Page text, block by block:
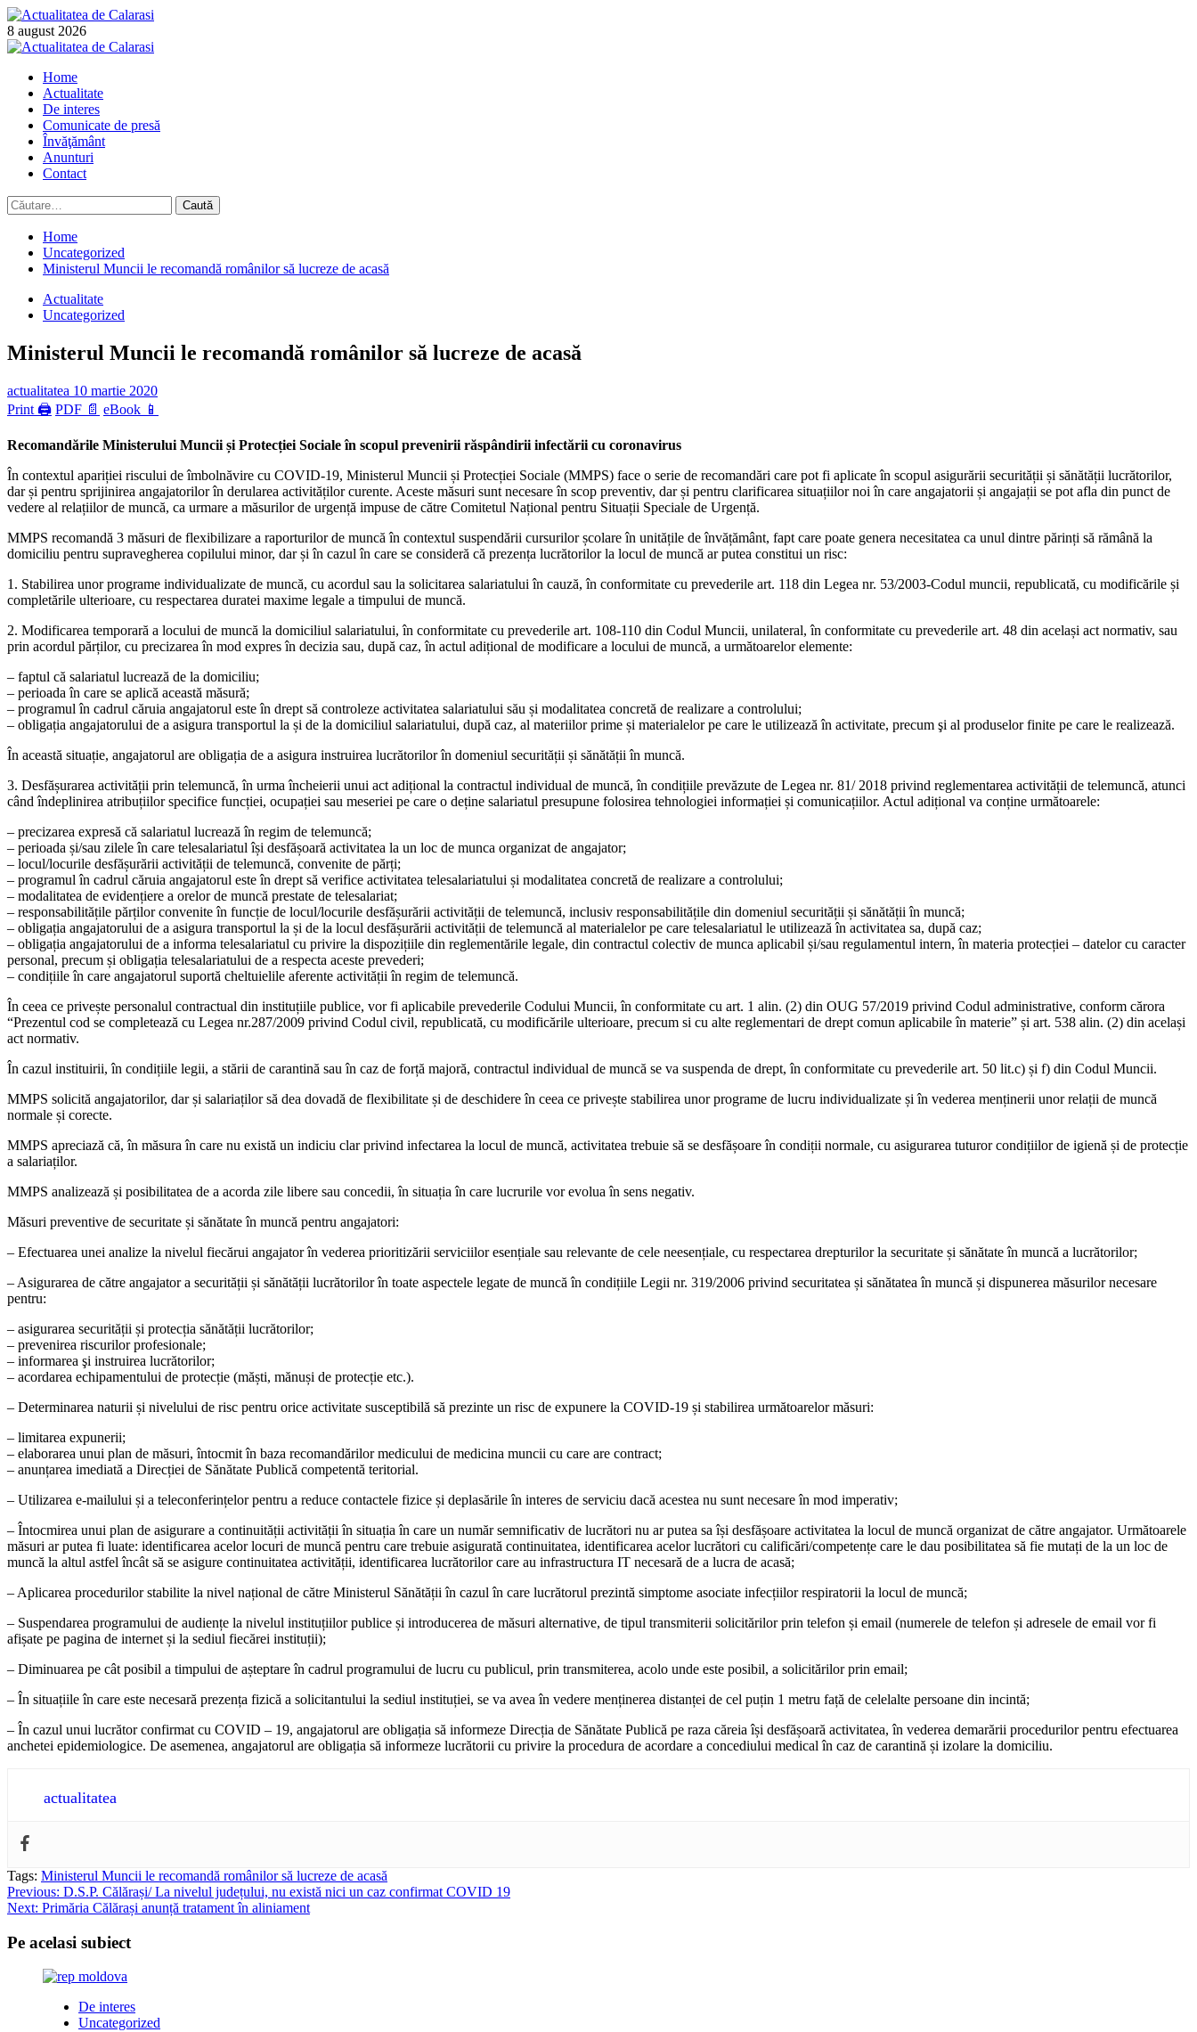
Skip
to
content
8 august 2026
Primary
Home
Actualitate
De interes
Comunicate de presă
Învăţământ
Anunturi
Contact
Caută
după:
Home
Uncategorized
Ministerul Muncii le recomandă românilor să lucreze de acasă
Actualitate
Uncategorized
Ministerul Muncii le recomandă românilor să lucreze de acasă
actualitatea 10 martie 2020
Print 🖨 PDF 📄 eBook 📱
Recomandările Ministerului Muncii și Protecției Sociale în scopul prevenirii răspândirii infectării cu coronavirus
În contextul apariției riscului de îmbolnăvire cu COVID-19, Ministerul Muncii și Protecției Sociale (MMPS) face o serie de recomandări care pot fi aplicate în scopul asigurării securității și sănătății lucrătorilor,
dar și pentru sprijinirea angajatorilor în derularea activităților curente. Aceste măsuri sunt necesare în scop preventiv, dar și pentru clarificarea situațiilor noi în care angajatorii și angajații se pot afla din punct de
vedere al relațiilor de muncă, ca urmare a măsurilor de urgență impuse de către Comitetul Național pentru Situații Speciale de Urgență.
MMPS recomandă 3 măsuri de flexibilizare a raporturilor de muncă în contextul suspendării cursurilor școlare în unitățile de învățământ, fapt care poate genera necesitatea ca unul dintre părinți să rămână la
domiciliu pentru supravegherea copilului minor, dar și în cazul în care se consideră că prezența lucrătorilor la locul de muncă ar putea constitui un risc:
1. Stabilirea unor programe individualizate de muncă, cu acordul sau la solicitarea salariatului în cauză, în conformitate cu prevederile art. 118 din Legea nr. 53/2003-Codul muncii, republicată, cu modificările și
completările ulterioare, cu respectarea duratei maxime legale a timpului de muncă.
2. Modificarea temporară a locului de muncă la domiciliul salariatului, în conformitate cu prevederile art. 108-110 din Codul Muncii, unilateral, în conformitate cu prevederile art. 48 din același act normativ, sau
prin acordul părților, cu precizarea în mod expres în decizia sau, după caz, în actul adițional de modificare a locului de muncă, a următoarelor elemente:
– faptul că salariatul lucrează de la domiciliu;
– perioada în care se aplică această măsură;
– programul în cadrul căruia angajatorul este în drept să controleze activitatea salariatului său și modalitatea concretă de realizare a controlului;
– obligația angajatorului de a asigura transportul la și de la domiciliul salariatului, după caz, al materiilor prime și materialelor pe care le utilizează în activitate, precum şi al produselor finite pe care le realizează.
În această situație, angajatorul are obligația de a asigura instruirea lucrătorilor în domeniul securității și sănătății în muncă.
3. Desfășurarea activității prin telemuncă, în urma încheierii unui act adițional la contractul individual de muncă, în condițiile prevăzute de Legea nr. 81/ 2018 privind reglementarea activității de telemuncă, atunci
când îndeplinirea atribuțiilor specifice funcției, ocupației sau meseriei pe care o deține salariatul presupune folosirea tehnologiei informației și comunicațiilor. Actul adițional va conține următoarele:
– precizarea expresă că salariatul lucrează în regim de telemuncă;
– perioada și/sau zilele în care telesalariatul își desfășoară activitatea la un loc de munca organizat de angajator;
– locul/locurile desfășurării activității de telemuncă, convenite de părți;
– programul în cadrul căruia angajatorul este în drept să verifice activitatea telesalariatului și modalitatea concretă de realizare a controlului;
– modalitatea de evidențiere a orelor de muncă prestate de telesalariat;
– responsabilitățile părților convenite în funcție de locul/locurile desfășurării activității de telemuncă, inclusiv responsabilitățile din domeniul securității și sănătății în muncă;
– obligația angajatorului de a asigura transportul la și de la locul desfășurării activității de telemuncă al materialelor pe care telesalariatul le utilizează în activitatea sa, după caz;
– obligația angajatorului de a informa telesalariatul cu privire la dispozițiile din reglementările legale, din contractul colectiv de munca aplicabil și/sau regulamentul intern, în materia protecției – datelor cu caracter
personal, precum și obligația telesalariatului de a respecta aceste prevederi;
– condițiile în care angajatorul suportă cheltuielile aferente activității în regim de telemuncă.
În ceea ce privește personalul contractual din instituțiile publice, vor fi aplicabile prevederile Codului Muncii, în conformitate cu art. 1 alin. (2) din OUG 57/2019 privind Codul administrative, conform cărora
“Prezentul cod se completează cu Legea nr.287/2009 privind Codul civil, republicată, cu modificările ulterioare, precum si cu alte reglementari de drept comun aplicabile în materie” și art. 538 alin. (2) din același
act normativ.
În cazul instituirii, în condițiile legii, a stării de carantină sau în caz de forță majoră, contractul individual de muncă se va suspenda de drept, în conformitate cu prevederile art. 50 lit.c) și f) din Codul Muncii.
MMPS solicită angajatorilor, dar și salariaților să dea dovadă de flexibilitate și de deschidere în ceea ce privește stabilirea unor programe de lucru individualizate și în vederea menținerii unor relații de muncă
normale și corecte.
MMPS apreciază că, în măsura în care nu există un indiciu clar privind infectarea la locul de muncă, activitatea trebuie să se desfășoare în condiții normale, cu asigurarea tuturor condițiilor de igienă și de protecție
a salariaților.
MMPS analizează și posibilitatea de a acorda zile libere sau concedii, în situația în care lucrurile vor evolua în sens negativ.
Măsuri preventive de securitate și sănătate în muncă pentru angajatori:
– Efectuarea unei analize la nivelul fiecărui angajator în vederea prioritizării serviciilor esențiale sau relevante de cele neesențiale, cu respectarea drepturilor la securitate și sănătate în muncă a lucrătorilor;
– Asigurarea de către angajator a securității și sănătății lucrătorilor în toate aspectele legate de muncă în condițiile Legii nr. 319/2006 privind securitatea și sănătatea în muncă și dispunerea măsurilor necesare
pentru:
– asigurarea securității și protecția sănătății lucrătorilor;
– prevenirea riscurilor profesionale;
– informarea şi instruirea lucrătorilor;
– acordarea echipamentului de protecție (măști, mănuși de protecție etc.).
– Determinarea naturii și nivelului de risc pentru orice activitate susceptibilă să prezinte un risc de expunere la COVID-19 și stabilirea următoarelor măsuri:
– limitarea expunerii;
– elaborarea unui plan de măsuri, întocmit în baza recomandărilor medicului de medicina muncii cu care are contract;
– anunțarea imediată a Direcției de Sănătate Publică competentă teritorial.
– Utilizarea e-mailului și a teleconferințelor pentru a reduce contactele fizice și deplasările în interes de serviciu dacă acestea nu sunt necesare în mod imperativ;
– Întocmirea unui plan de asigurare a continuității activității în situația în care un număr semnificativ de lucrători nu ar putea sa își desfășoare activitatea la locul de muncă organizat de către angajator. Următoarele
măsuri ar putea fi luate: identificarea acelor locuri de muncă pentru care trebuie asigurată continuitatea, identificarea acelor lucrători cu calificări/competențe care le dau posibilitatea să fie mutați de la un loc de
muncă la altul astfel încât să se asigure continuitatea activității, identificarea lucrătorilor care au infrastructura IT necesară de a lucra de acasă;
– Aplicarea procedurilor stabilite la nivel național de către Ministerul Sănătății în cazul în care lucrătorul prezintă simptome asociate infecțiilor respiratorii la locul de muncă;
– Suspendarea programului de audiențe la nivelul instituțiilor publice și introducerea de măsuri alternative, de tipul transmiterii solicitărilor prin telefon și email (numerele de telefon și adresele de email vor fi
afișate pe pagina de internet și la sediul fiecărei instituții);
– Diminuarea pe cât posibil a timpului de așteptare în cadrul programului de lucru cu publicul, prin transmiterea, acolo unde este posibil, a solicitărilor prin email;
– În situațiile în care este necesară prezența fizică a solicitantului la sediul instituției, se va avea în vedere menținerea distanței de cel puțin 1 metru față de celelalte persoane din incintă;
– În cazul unui lucrător confirmat cu COVID – 19, angajatorul are obligația să informeze Direcția de Sănătate Publică pe raza căreia își desfășoară activitatea, în vederea demarării procedurilor pentru efectuarea
anchetei epidemiologice. De asemenea, angajatorul are obligația să informeze lucrătorii cu privire la procedura de acordare a concediului medical în caz de carantină și izolare la domiciliu.
actualitatea
Tags: Ministerul Muncii le recomandă românilor să lucreze de acasă
Post
navigation
Previous: D.S.P. Călărași/ La nivelul județului, nu există nici un caz confirmat COVID 19
Next: Primăria Călărași anunță tratament în aliniament
Pe acelasi subiect
De interes
Uncategorized